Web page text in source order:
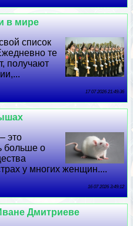
в мире
список
те
получают
17 07 2026 21:49:36
это
больше о
у многих женщин....
16 07 2026 3:49:12
Дмитриеве